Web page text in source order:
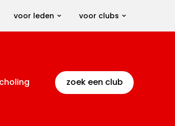
voor leden voor clubs
zoek een club